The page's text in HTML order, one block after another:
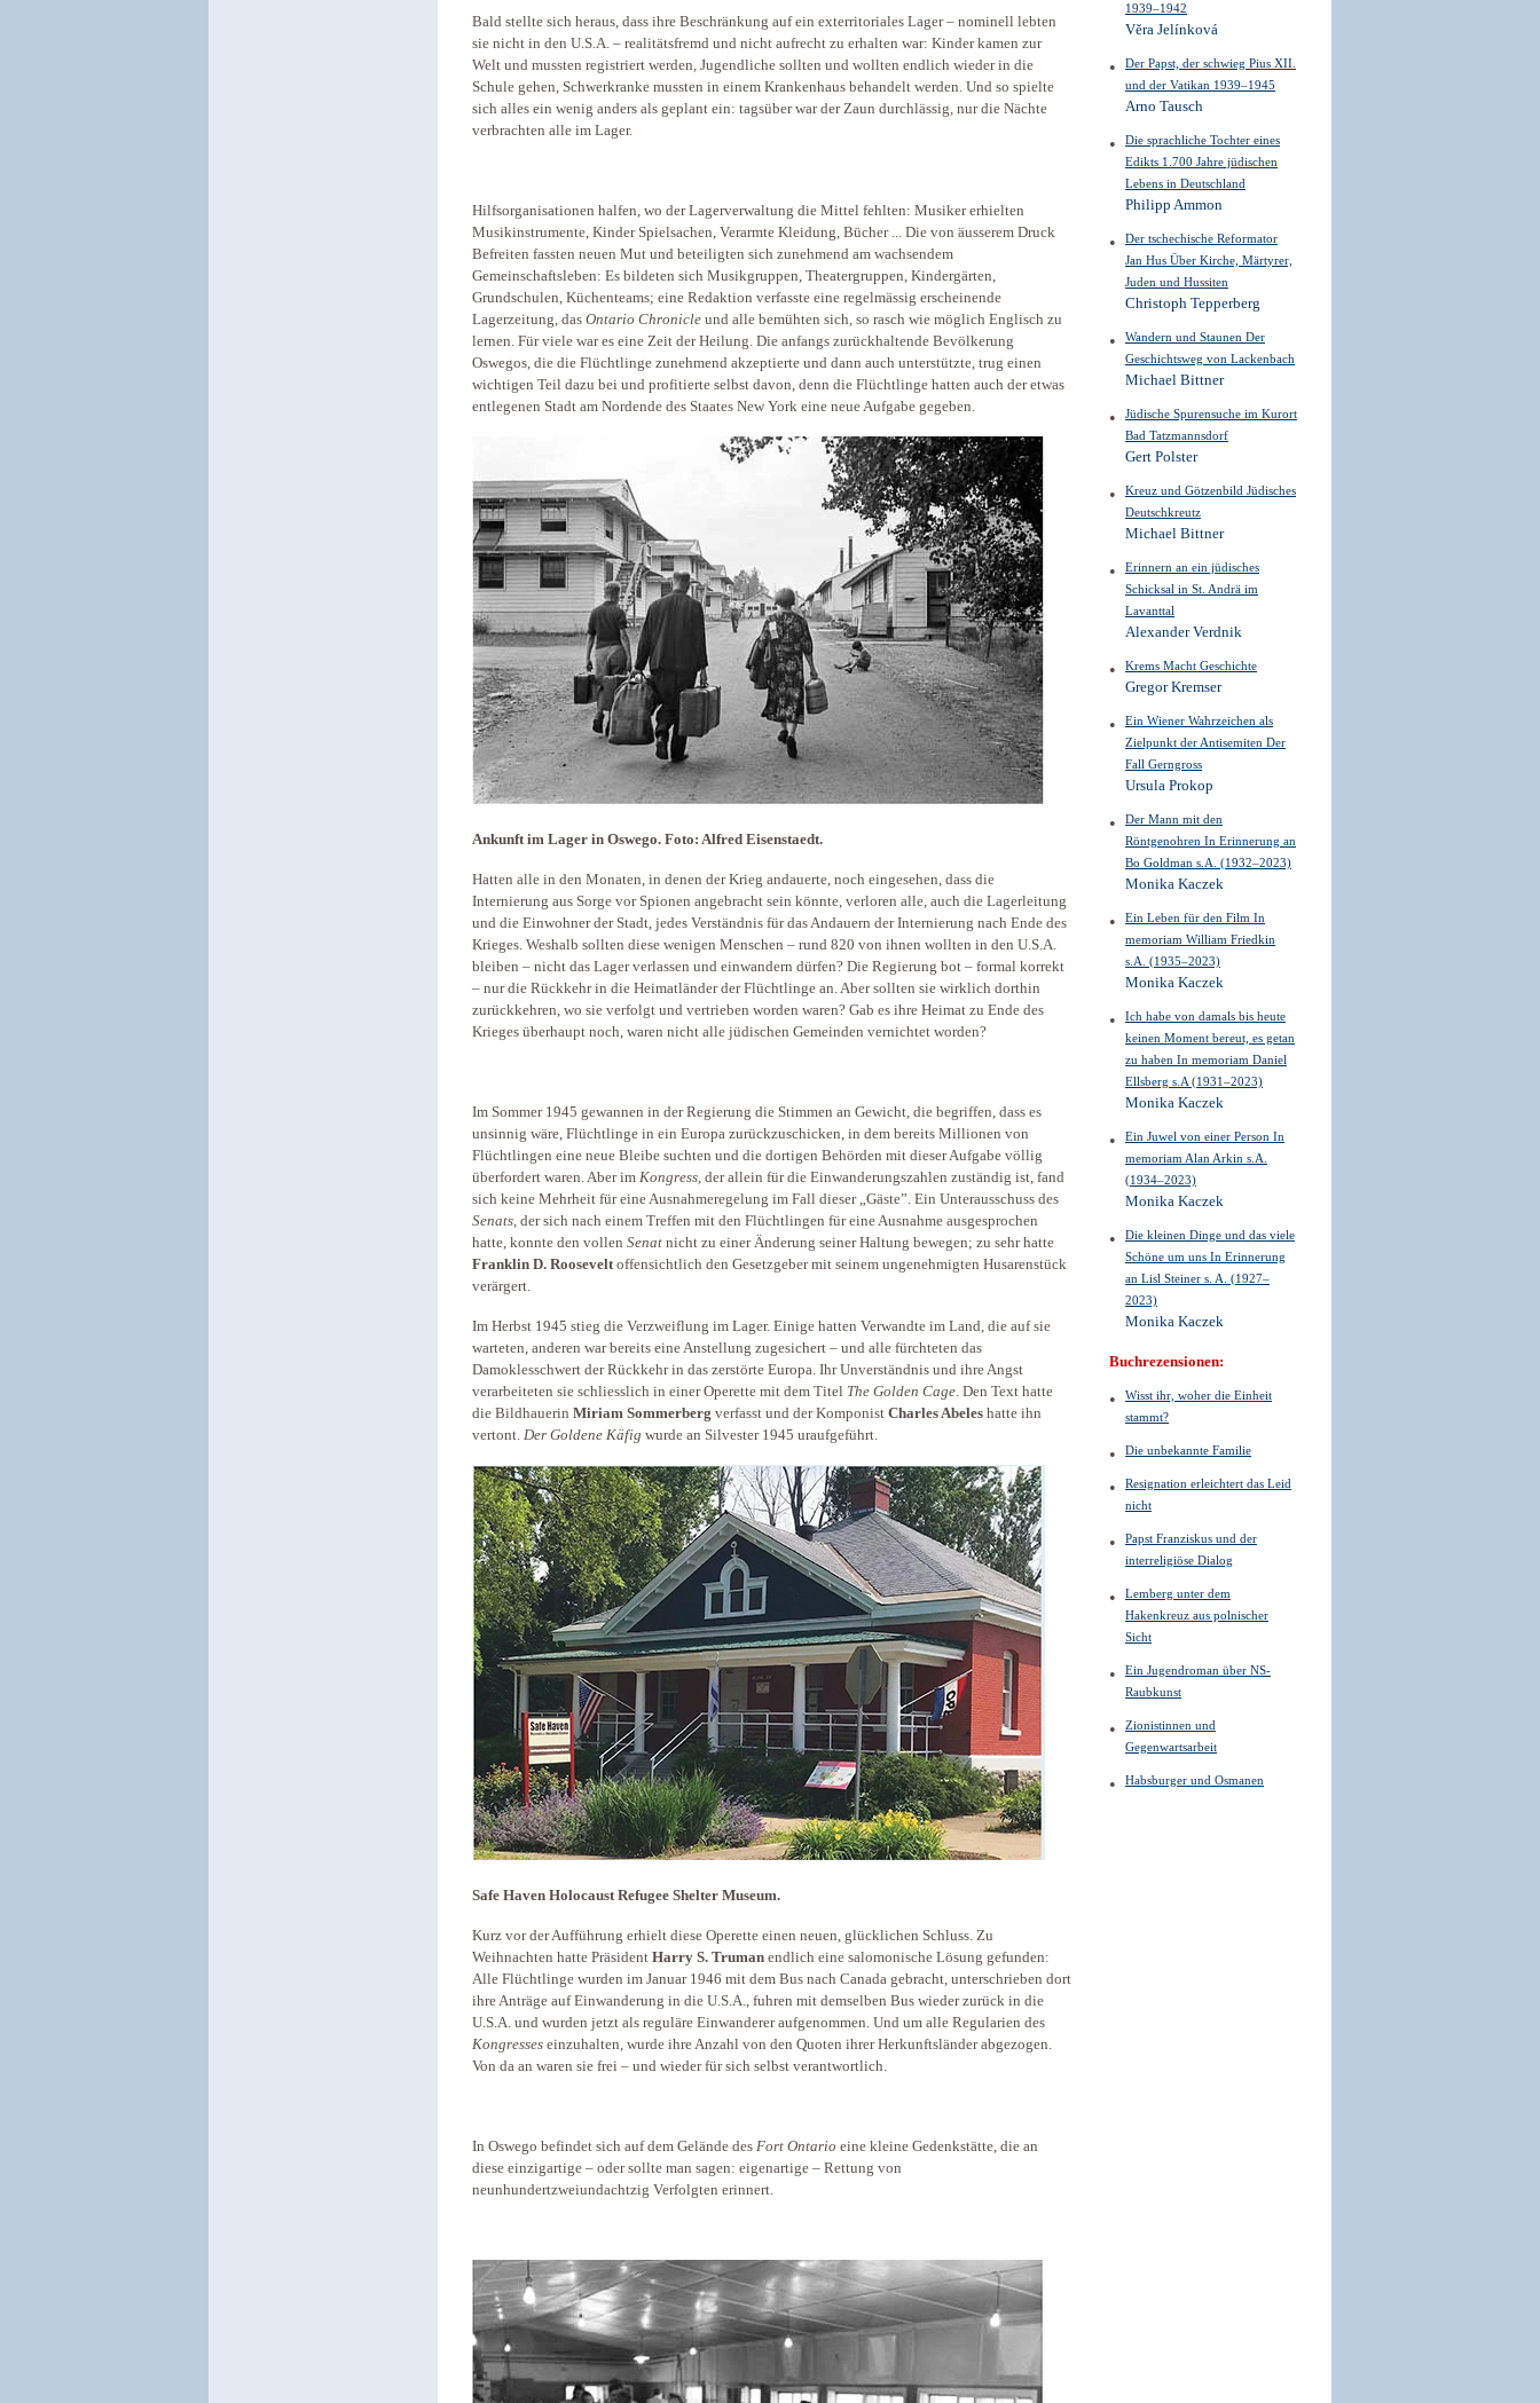
Bald stellte sich heraus, dass ihre Beschränkung auf ein exterritoriales Lager – nominell lebten
sie nicht in den U.S.A. – realitätsfremd und nicht aufrecht zu erhalten war: Kinder kamen zur
Welt und mussten registriert werden, Jugendliche sollten und wollten endlich wieder in die
Schule gehen, Schwerkranke mussten in einem Krankenhaus behandelt werden. Und so spielte
sich alles ein wenig anders als geplant ein: tagsüber war der Zaun durchlässig, nur die Nächte
verbrachten alle im Lager.
Hilfsorganisationen halfen, wo der Lagerverwaltung die Mittel fehlten: Musiker erhielten
Musikinstrumente, Kinder Spielsachen, Verarmte Kleidung, Bücher ... Die von äusserem Druck
Befreiten fassten neuen Mut und beteiligten sich zunehmend am wachsendem
Gemeinschaftsleben: Es bildeten sich Musikgruppen, Theatergruppen, Kindergärten,
Grundschulen, Küchenteams; eine Redaktion verfasste eine regelmässig erscheinende
Lagerzeitung, das Ontario Chronicle und alle bemühten sich, so rasch wie möglich Englisch zu
lernen. Für viele war es eine Zeit der Heilung. Die anfangs zurückhaltende Bevölkerung
Oswegos, die die Flüchtlinge zunehmend akzeptierte und dann auch unterstützte, trug einen
wichtigen Teil dazu bei und profitierte selbst davon, denn die Flüchtlinge hatten auch der etwas
entlegenen Stadt am Nordende des Staates New York eine neue Aufgabe gegeben.
Ankunft im Lager in Oswego. Foto: Alfred Eisenstaedt.
Hatten alle in den Monaten, in denen der Krieg andauerte, noch eingesehen, dass die
Internierung aus Sorge vor Spionen angebracht sein könnte, verloren alle, auch die Lagerleitung
und die Einwohner der Stadt, jedes Verständnis für das Andauern der Internierung nach Ende des
Krieges. Weshalb sollten diese wenigen Menschen – rund 820 von ihnen wollten in den U.S.A.
bleiben – nicht das Lager verlassen und einwandern dürfen? Die Regierung bot – formal korrekt
– nur die Rückkehr in die Heimatländer der Flüchtlinge an. Aber sollten sie wirklich dorthin
zurückkehren, wo sie verfolgt und vertrieben worden waren? Gab es ihre Heimat zu Ende des
Krieges überhaupt noch, waren nicht alle jüdischen Gemeinden vernichtet worden?
Im Sommer 1945 gewannen in der Regierung die Stimmen an Gewicht, die begriffen, dass es
unsinnig wäre, Flüchtlinge in ein Europa zurückzuschicken, in dem bereits Millionen von
Flüchtlingen eine neue Bleibe suchten und die dortigen Behörden mit dieser Aufgabe völlig
überfordert waren. Aber im Kongress, der allein für die Einwanderungszahlen zuständig ist, fand
sich keine Mehrheit für eine Ausnahmeregelung im Fall dieser „Gäste”. Ein Unterausschuss des ­
Senats, der sich nach einem Treffen mit den Flüchtlingen für eine Ausnahme ausgesprochen
hatte, konnte den vollen ­ Senat nicht zu einer Änderung seiner Haltung bewegen; zu sehr hatte
Franklin D. Rooseveltoffensichtlich den Gesetzgeber mit seinem ungenehmigten Husarenstück
verärgert.
Im Herbst 1945 stieg die Verzweiflung im Lager. Einige hatten Verwandte im Land, die auf sie
warteten, anderen war bereits eine Anstellung zugesichert – und alle fürchteten das
Damoklesschwert der Rückkehr in das zerstörte Europa. Ihr Unverständnis und ihre Angst
verarbeiteten sie schliesslich in einer Operette mit dem Titel The Golden Cage. Den Text hatte
die Bildhauerin Miriam Sommerberg verfasst und der Komponist Charles Abeles hatte ihn
vertont. Der Goldene Käfig wurde an Silvester 1945 uraufgeführt.
Safe Haven Holocaust Refugee Shelter Museum.
Kurz vor der Aufführung erhielt diese Operette einen neuen, glücklichen Schluss. Zu
Weihnachten hatte Präsident Harry S. Truman endlich eine salomonische Lösung gefunden:
Alle Flüchtlinge wurden im Januar 1946 mit dem Bus nach Canada gebracht, unterschrieben dort
ihre Anträge auf Einwanderung in die U.S.A., fuhren mit demselben Bus wieder zurück in die
U.S.A. und wurden jetzt als reguläre Einwanderer aufgenommen. Und um alle Regularien des
Kongresses einzuhalten, wurde ihre Anzahl von den Quoten ihrer Herkunftsländer abgezogen.
Von da an waren sie frei – und wieder für sich selbst verantwortlich.
In Oswego befindet sich auf dem Gelände des Fort Ontario eine kleine Gedenkstätte, die an
diese einzigartige – oder sollte man sagen: eigenartige – Rettung von
neunhundertzweiundachtzig Verfolgten erinnert.
1939–1942
Věra Jelínková
Der Papst, der schwieg Pius XII.
und der Vatikan 1939–1945
Arno Tausch
Die sprachliche Tochter eines
Edikts 1.700 Jahre jüdischen
Lebens in Deutschland
Philipp Ammon
Der tschechische Reformator
Jan Hus Über Kirche, Märtyrer,
Juden und Hussiten
Christoph Tepperberg
Wandern und Staunen Der
Geschichtsweg von Lackenbach
Michael Bittner
Jüdische Spurensuche im Kurort
Bad Tatzmannsdorf
Gert Polster
Kreuz und Götzenbild Jüdisches
Deutschkreutz
Michael Bittner
Erinnern an ein jüdisches
Schicksal in St. Andrä im
Lavanttal
Alexander Verdnik
Krems Macht Geschichte
Gregor Kremser
Ein Wiener Wahrzeichen als
Zielpunkt der Antisemiten Der
Fall Gerngross
Ursula Prokop
Der Mann mit den
Röntgenohren In Erinnerung an
Bo Goldman s.A. (1932–2023)
Monika Kaczek
Ein Leben für den Film In
memoriam William Friedkin
s.A. (1935–2023)
Monika Kaczek
Ich habe von damals bis heute
keinen Moment bereut, es getan
zu haben In memoriam Daniel
Ellsberg s.A (1931–2023)
Monika Kaczek
Ein Juwel von einer Person In
memoriam Alan Arkin s.A.
(1934–2023)
Monika Kaczek
Die kleinen Dinge und das viele
Schöne um uns In Erinnerung
an Lisl Steiner s. A. (1927–
2023)
Monika Kaczek
Buchrezensionen:
Wisst ihr, woher die Einheit
stammt?
Die unbekannte Familie
Resignation erleichtert das Leid
nicht
Papst Franziskus und der
interreligiöse Dialog
Lemberg unter dem
Hakenkreuz aus polnischer
Sicht
Ein Jugendroman über NS-
Raubkunst
Zionistinnen und
Gegenwartsarbeit
Habsburger und Osmanen